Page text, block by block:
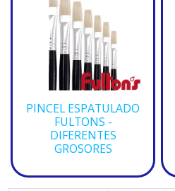
PINCEL ESPATULADO
FULTONS -
DIFERENTES
GROSORES